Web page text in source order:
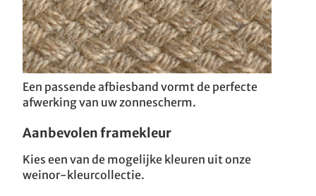
Een passende afbiesband vormt de perfecte
afwerking van uw zonnescherm.
Aanbevolen framekleur
Kies een van de mogelijke kleuren uit onze
weinor-kleurcollectie.